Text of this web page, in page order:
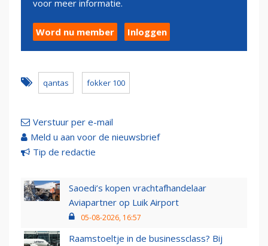
voor meer informatie.
Word nu member Inloggen
qantas fokker 100
Verstuur per e-mail
Meld u aan voor de nieuwsbrief
Tip de redactie
Saoedi’s kopen vrachtafhandelaar
Aviapartner op Luik Airport
05-08-2026, 16:57
Raamstoeltje in de businessclass? Bij